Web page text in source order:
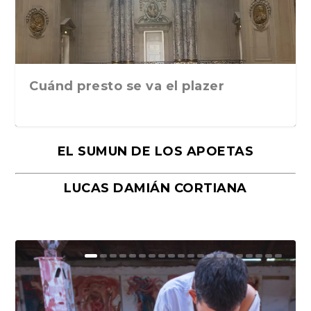
Cuánd presto se va el plazer
EL SUMUN DE LOS APOETAS
LUCAS DAMIÁN CORTIANA